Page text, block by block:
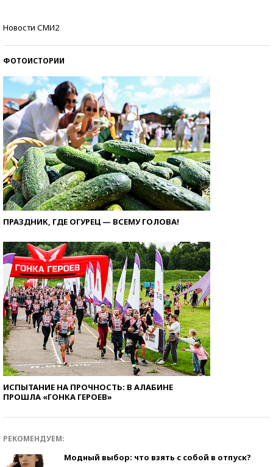
Новости СМИ2
ФОТОИСТОРИИ
ПРАЗДНИК, ГДЕ ОГУРЕЦ — ВСЕМУ ГОЛОВА!
ИСПЫТАНИЕ НА ПРОЧНОСТЬ: В АЛАБИНЕ
ПРОШЛА «ГОНКА ГЕРОЕВ»
РЕКОМЕНДУЕМ:
Модный выбор: что взять с собой в отпуск?